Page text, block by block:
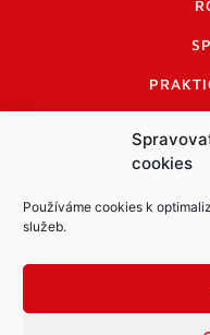
cookies
Používáme cookies k
služeb.
INFORMACE
LOGO